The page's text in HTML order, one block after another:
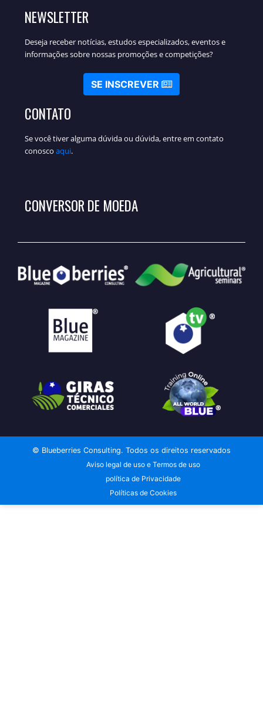
NEWSLETTER
Deseja receber notícias, estudos especializados, eventos e
informações sobre nossas promoções e competições?
SE INSCREVER
CONTATO
Se você tiver alguma dúvida ou dúvida, entre em contato
conosco aqui.
CONVERSOR DE MOEDA
© Blueberries Consulting. Todos os direitos reservados
Aviso legal de uso e Termos de uso
política de Privacidade
Políticas de Cookies